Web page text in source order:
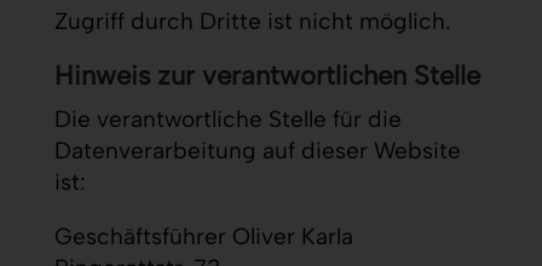
Zugriff durch Dritte ist nicht möglich.
Hinweis zur verantwortlichen Stelle
Die verantwortliche Stelle für die
Datenverarbeitung auf dieser Website
ist:
Geschäftsführer Oliver Karla